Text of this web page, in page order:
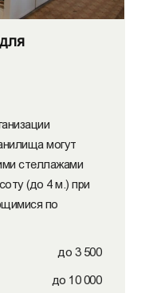
могут
стеллажами
(до 4 м.) при
по
до 3 500
до 10 000